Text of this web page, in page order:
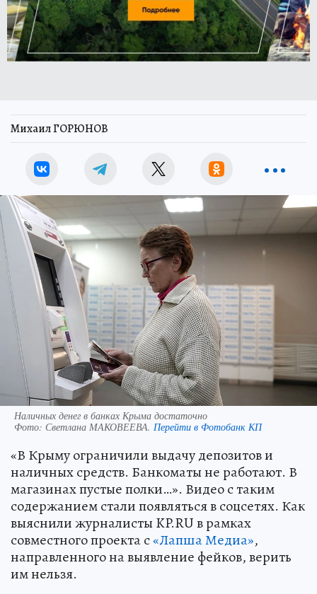
Михаил ГОРЮНОВ
Наличных денег в банках Крыма достаточно
Фото: Светлана МАКОВЕЕВА. Перейти в Фотобанк КП
«В Крыму ограничили выдачу депозитов и
наличных средств. Банкоматы не работают. В
магазинах пустые полки…». Видео с таким
содержанием стали появляться в соцсетях. Как
выяснили журналисты KP.RU в рамках
совместного проекта с«Лапша Медиа»,
направленного на выявление фейков, верить
им нельзя.